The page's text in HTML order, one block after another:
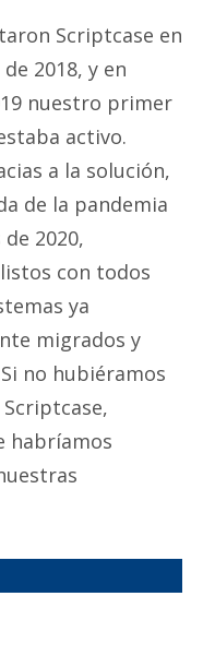
Scriptcase en
2018, y en
nuestro primer
activo.
a la solución,
de la pandemia
2020,
con todos
ya
migrados y
no hubiéramos
habríamos